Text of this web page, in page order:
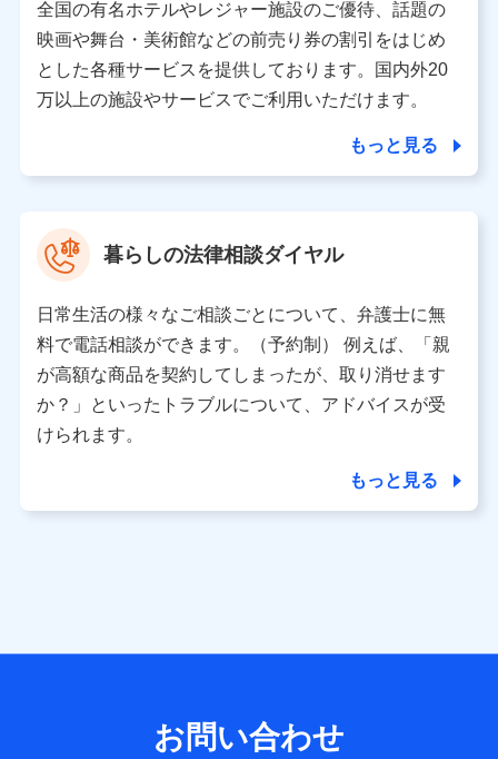
当該個人データを取り扱う各共同利用者（詳細は次のとお
り）
東京都千代田区永田町2丁目11番1号 山王パークタワー
株式会社NTTドコモ 代表取締役社長 前田 義晃
東京都中央区日本橋人形町2-14-10 アーバンネット日本橋
ビル 3F
※ 当社および株式会社NTTドコモは、お客さまの情報を利
データ憲章」に定める行動原則を順守します 。
※ パーソナルデータダッシュボードの「第三者提供の管
理」の設定状態にかかわらず、共同利用する場合がありま
※ dポイントクラブ会員ではないお客さま（2019年12月11
日以降、一度もdポイントクラブ会員であったことがないお
個人データは、こちら の利用目的の範囲内に限って共同利
用します。
サービス提供等を通じて取得した、以下の情報などの個人デ
全国の有名ホテルやレジャー施設のご優待、話題の
映画や舞台・美術館などの前売り券の割引をはじめ
とした各種サービスを提供しております。国内外20
万以上の施設やサービスでご利用いただけます。
もっと見る
暮らしの法律相談ダイヤル
日常生活の様々なご相談ごとについて、弁護士に無
料で電話相談ができます。（予約制） 例えば、「親
が高額な商品を契約してしまったが、取り消せます
か？」といったトラブルについて、アドバイスが受
けられます。
もっと見る
お問い合わせ